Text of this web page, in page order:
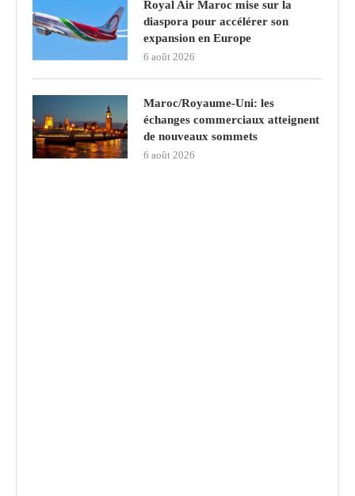
Royal Air Maroc mise sur la
diaspora pour accélérer son
expansion en Europe
6 août 2026
Maroc/Royaume-Uni: les
échanges commerciaux atteignent
de nouveaux sommets
6 août 2026